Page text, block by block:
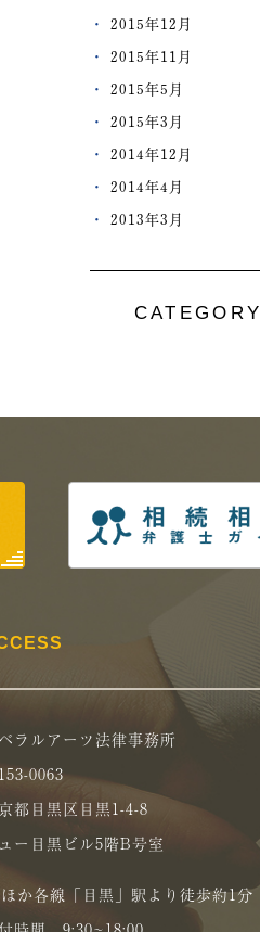
2015年12月
2015年11月
2015年5月
2015年3月
2014年12月
2014年4月
2013年3月
CATEGORY
ラルアーツ法律事務所
0063
都目黒区目黒1-4-8
ー目黒ビル5階B号室
か各線「目黒」駅より徒歩約1分